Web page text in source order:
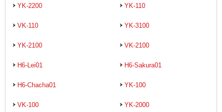
YK-2200 YK-110
VK-110 YK-3100
YK-2100 VK-2100
H6-Lei01 H6-Sakura01
H6-Chacha01 YK-100
VK-100 YK-2000